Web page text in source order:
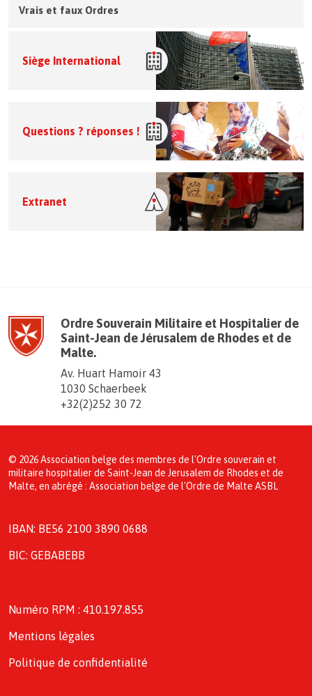
Vrais et faux Ordres
Siège International
Questions ? réponses !
Extranet
Ordre Souverain Militaire et Hospitalier de
Saint-Jean de Jérusalem de Rhodes et de
Malte.
Av. Huart Hamoir 43
1030 Schaerbeek
+32(2)252 30 72
© 2026 Association belge des membres de l'Ordre souverain et
militaire hospitalier de Saint-Jean de Jerusalem de Rhodes et de
Malte, en abrégé : Association belge de l'Ordre de Malte ASBL
IBAN: BE56 2100 3890 0688
BIC: GEBABEBB
Numéro RPM : 410.197.855
Mentions légales
Politique de confidentialité